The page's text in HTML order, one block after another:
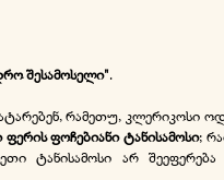
შესამოსელი".
რამეთუ, კლერიკოსი
ფოჩებიანი ტანისამოსი;
ტანისამოსი არ